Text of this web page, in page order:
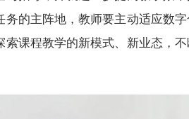
务的主阵地，教师要主动适应数
索课程教学的新模式、新业态，